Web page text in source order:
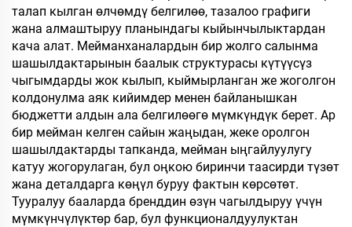
талап кылган өлчөмдү белгилөө, тазалоо графиги
жана алмаштыруу планындагы кыйынчылыктардан
кача алат. Мейманханалардын бир жолго салынма
шашылдактарынын баалык структурасы күтүүсүз
чыгымдарды жок кылып, кыймырланган же жоголгон
колдонулма аяк кийимдер менен байланышкан
бюджетти алдын ала белгилөөгө мүмкүндүк берет. Ар
бир мейман келген сайын жаңыдан, жеке оролгон
шашылдактарды тапканда, мейман ыңгайлуулугу
катуу жогорулаган, бул оңкою биринчи таасирди түзөт
жана деталдарга көңүл буруу фактын көрсөтөт.
Тууралуу бааларда бренддин өзүн чагылдыруу үчүн
мүмкүнчүлүктөр бар, бул функционалдуулуктан